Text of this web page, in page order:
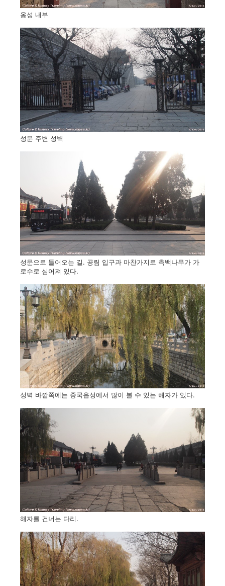
옹성 내부
성문 주변 성벽
성문으로 들어오는 길. 공림 입구과 마찬가지로 측백나무가 가
로수로 심어져 있다.
성벽 바깥쪽에는 중국읍성에서 많이 볼 수 있는 해자가 있다.
해자를 건너는 다리.